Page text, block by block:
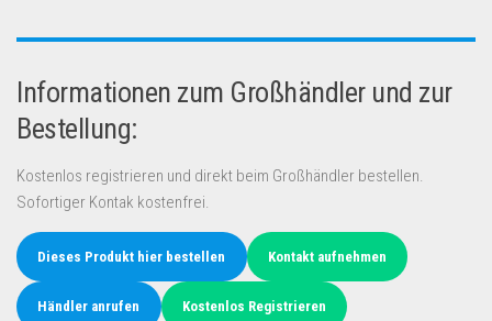
Informationen zum Großhändler und zur
Bestellung:
Kostenlos registrieren und direkt beim Großhändler bestellen.
Sofortiger Kontak kostenfrei.
Dieses Produkt hier bestellen Kontakt aufnehmen
Händler anrufen Kostenlos Registrieren